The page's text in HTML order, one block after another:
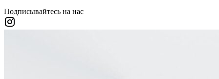
Подписывайтесь на нас